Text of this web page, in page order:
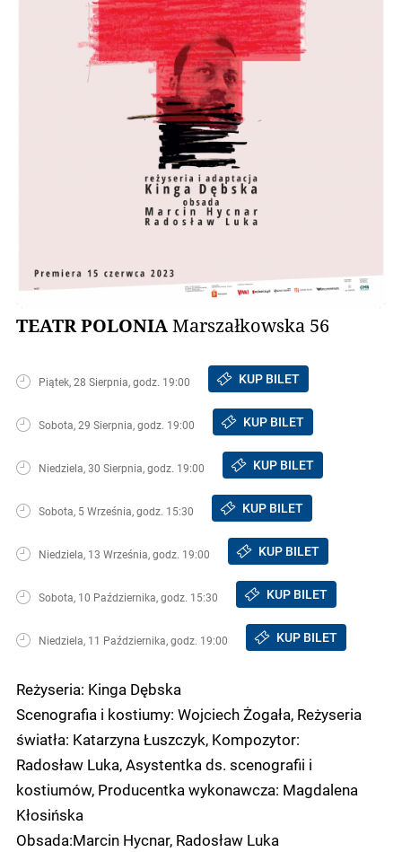
TEATR POLONIAMarszałkowska 56
Piątek, 28 Sierpnia, godz. 19:00 KUP BILET
Sobota, 29 Sierpnia, godz. 19:00 KUP BILET
Niedziela, 30 Sierpnia, godz. 19:00 KUP BILET
Sobota, 5 Września, godz. 15:30 KUP BILET
Niedziela, 13 Września, godz. 19:00 KUP BILET
Sobota, 10 Października, godz. 15:30 KUP BILET
Niedziela, 11 Października, godz. 19:00 KUP BILET
Reżyseria: Kinga Dębska
Scenografia i kostiumy: Wojciech Żogała, Reżyseria
światła: Katarzyna Łuszczyk, Kompozytor:
Radosław Luka, Asystentka ds. scenografii i
kostiumów, Producentka wykonawcza: Magdalena
Kłosińska
Obsada:Marcin Hycnar, Radosław Luka